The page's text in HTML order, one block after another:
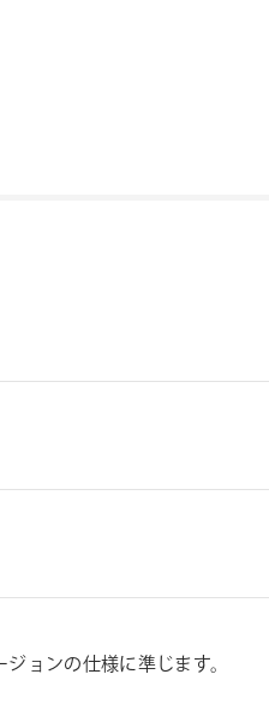
ョンの仕様に準じます。